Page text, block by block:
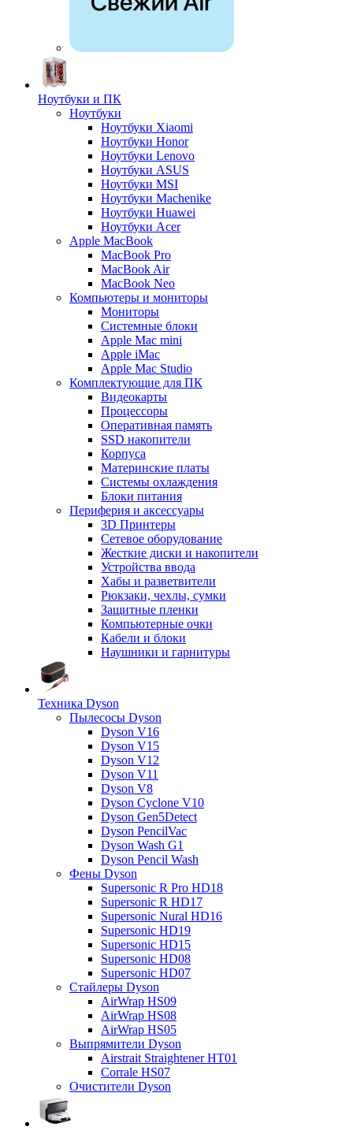
Ноутбуки и ПК
Ноутбуки
Ноутбуки Xiaomi
Ноутбуки Honor
Ноутбуки Lenovo
Ноутбуки ASUS
Ноутбуки MSI
Ноутбуки Machenike
Ноутбуки Huawei
Ноутбуки Acer
Apple MacBook
MacBook Pro
MacBook Air
MacBook Neo
Компьютеры и мониторы
Мониторы
Системные блоки
Apple Mac mini
Apple iMac
Apple Mac Studio
Комплектующие для ПК
Видеокарты
Процессоры
Оперативная память
SSD накопители
Корпуса
Материнские платы
Системы охлаждения
Блоки питания
Периферия и аксессуары
3D Принтеры
Сетевое оборудование
Жесткие диски и накопители
Устройства ввода
Хабы и разветвители
Рюкзаки, чехлы, сумки
Защитные пленки
Компьютерные очки
Кабели и блоки
Наушники и гарнитуры
Техника Dyson
Пылесосы Dyson
Dyson V16
Dyson V15
Dyson V12
Dyson V11
Dyson V8
Dyson Cyclone V10
Dyson Gen5Detect
Dyson PencilVac
Dyson Wash G1
Dyson Pencil Wash
Фены Dyson
Supersonic R Pro HD18
Supersonic R HD17
Supersonic Nural HD16
Supersonic HD19
Supersonic HD15
Supersonic HD08
Supersonic HD07
Стайлеры Dyson
AirWrap HS09
AirWrap HS08
AirWrap HS05
Выпрямители Dyson
Airstrait Straightener HT01
Corrale HS07
Очистители Dyson